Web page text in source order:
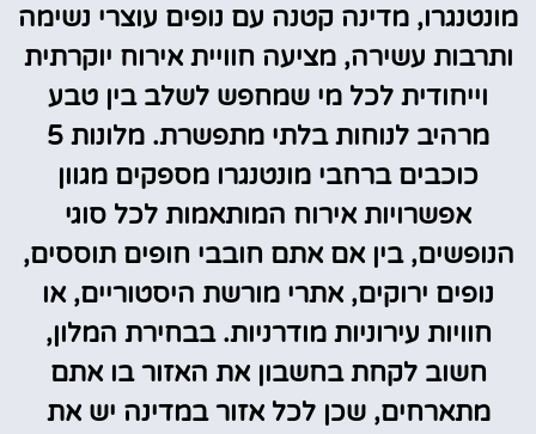
מונטנגרו, מדינה קטנה עם נופים עוצרי נשימה
ותרבות עשירה, מציעה חוויית אירוח יוקרתית
וייחודית לכל מי שמחפש לשלב בין טבע
מרהיב לנוחות בלתי מתפשרת. מלונות 5
כוכבים ברחבי מונטנגרו מספקים מגוון
אפשרויות אירוח המותאמות לכל סוגי
הנופשים, בין אם אתם חובבי חופים תוססים,
נופים ירוקים, אתרי מורשת היסטוריים, או
חוויות עירוניות מודרניות. בבחירת המלון,
חשוב לקחת בחשבון את האזור בו אתם
מתארחים, שכן לכל אזור במדינה יש את